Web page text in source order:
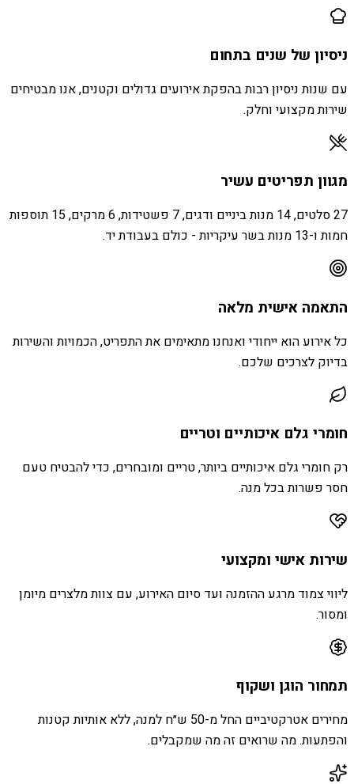
ניסיון של שנים בתחום
עם שנות ניסיון רבות בהפקת אירועים גדולים וקטנים, אנו מבטיחים
שירות מקצועי וחלק.
מגוון תפריטים עשיר
27 סלטים, 14 מנות ביניים ודגים, 7 פשטידות, 6 מרקים, 15 תוספות
חמות ו-13 מנות בשר עיקריות - כולם בעבודת יד.
התאמה אישית מלאה
כל אירוע הוא ייחודי ואנחנו מתאימים את התפריט, הכמויות והשירות
בדיוק לצרכים שלכם.
חומרי גלם איכותיים וטריים
רק חומרי גלם איכותיים ביותר, טריים ומובחרים, כדי להבטיח טעם
חסר פשרות בכל מנה.
שירות אישי ומקצועי
ליווי צמוד מרגע ההזמנה ועד סיום האירוע, עם צוות מלצרים מיומן
ומסור.
תמחור הוגן ושקוף
מחירים אטרקטיביים החל מ-50 ש״ח למנה, ללא אותיות קטנות
והפתעות. מה שרואים זה מה שמקבלים.